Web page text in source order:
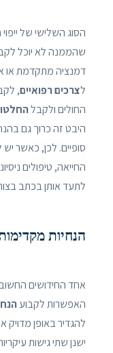
הסוג השלישי של
שהממנה לא יוכל
דמנציה מתקדמת או
לצרכים רפואיים,
החולים ולקבל
היבט זה כרוך גם
סופיים. לכן, כאשר
החייאה, טיפולים
לתעד אותן בכתב
הנחיות
אחד החידושים
האפשרות לקבוע
להגדיר באופן מדויק
ישנן שתי גישות